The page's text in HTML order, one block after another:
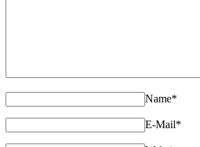
Name*
E-Mail*